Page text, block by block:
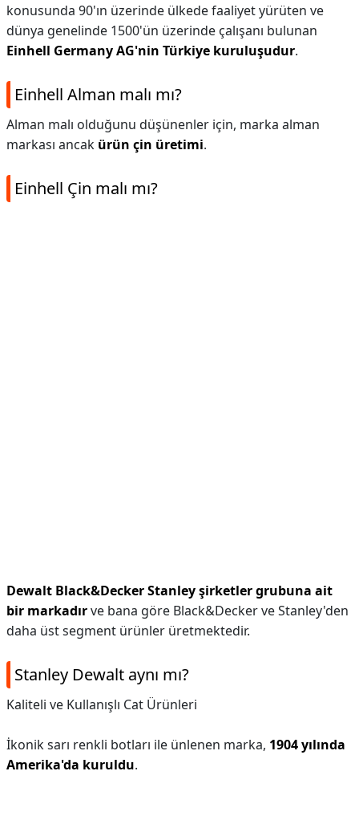
konusunda 90'ın üzerinde ülkede faaliyet yürüten ve
dünya genelinde 1500'ün üzerinde çalışanı bulunan
Einhell Germany AG'nin Türkiye kuruluşudur.
Einhell Alman malı mı?
Alman malı olduğunu düşünenler için, marka alman
markası ancak ürün çin üretimi.
Einhell Çin malı mı?
Dewalt Black&Decker Stanley şirketler grubuna ait
bir markadırve bana göre Black&Decker ve Stanley'den
daha üst segment ürünler üretmektedir.
Stanley Dewalt aynı mı?
Kaliteli ve Kullanışlı Cat Ürünleri
İkonik sarı renkli botları ile ünlenen marka, 1904 yılında
Amerika'da kuruldu.